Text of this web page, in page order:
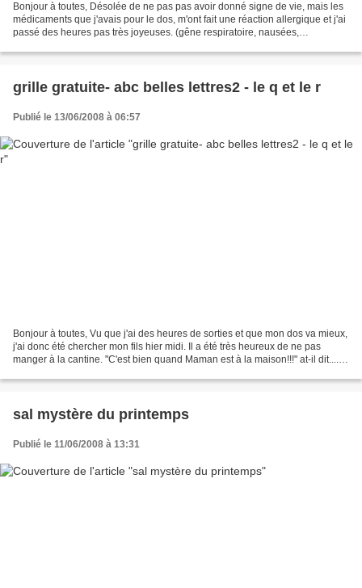
Bonjour à toutes, Désolée de ne pas pas avoir donné signe de vie, mais les
médicaments que j'avais pour le dos, m'ont fait une réaction allergique et j'ai
passé des heures pas très joyeuses. (gêne respiratoire, nausées,
grille gratuite- abc belles lettres2 - le q et le r
Publié le 13/06/2008 à 06:57
Bonjour à toutes, Vu que j'ai des heures de sorties et que mon dos va mieux,
j'ai donc été chercher mon fils hier midi. Il a été très heureux de ne pas
manger à la cantine. "C'est bien quand Maman est à la maison!!!" at-il dit.....
sal mystère du printemps
Publié le 11/06/2008 à 13:31